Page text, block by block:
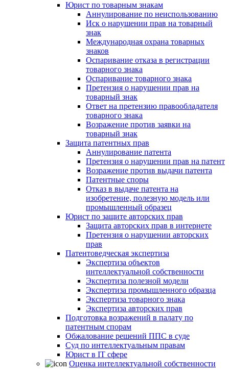
Юрист по товарным знакам
Аннулирование по неиспользованию
Иск о нарушении прав на товарный
знак
Международная охрана товарных
знаков
Оспаривание отказа в регистрации
товарного знака
Оспаривание товарного знака
Претензия о нарушении прав на
товарный знак
Ответ на претензию правообладателя
товарного знака
Возражение против заявки на
товарный знак
Защита патентных прав
Аннулирование патента
Претензия о нарушении прав на патент
Возражение против выдачи патента
Патентные споры
Отказ в выдаче патента на
изобретение, полезную модель или
промышленный образец
Юрист по защите авторских прав
Защита авторских прав в интернете
Претензия о нарушении авторских
прав
Патентоведческая экспертиза
Экспертиза объектов
интеллектуальной собственности
Экспертиза полезной модели
Экспертиза промышленного образца
Экспертиза товарного знака
Экспертиза авторских прав
Подготовка возражений в палату по
патентным спорам
Обжалование решений ППС в суде
Суд по интеллектуальным правам
Юрист в IT сфере
Оценка интеллектуальной собственности